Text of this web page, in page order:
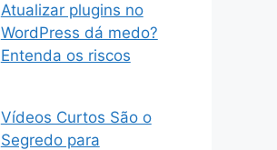
Atualizar plugins no
WordPress dá medo?
Entenda os riscos
Vídeos Curtos São o
Segredo para